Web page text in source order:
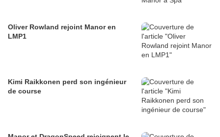
Oliver Rowland rejoint Manor en
LMP1
Kimi Raikkonen perd son ingénieur
de course